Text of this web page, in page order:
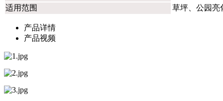
适用范围
草坪、公园亮
产品详情
产品视频